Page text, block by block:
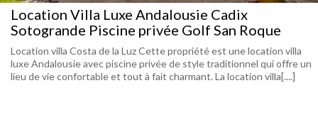
Location Villa Luxe Andalousie Cadix
Sotogrande Piscine privée Golf San Roque
Location villa Costa de la Luz Cette propriété est une location villa
luxe Andalousie avec piscine privée de style traditionnel qui offre un
lieu de vie confortable et tout à fait charmant. La location villa[....]